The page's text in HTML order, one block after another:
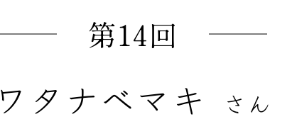
第14回
ワタナベマキ さん